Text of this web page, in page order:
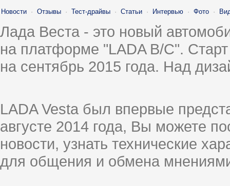
Новости · Отзывы · Тест-драйвы · Статьи · Интервью · Фото ·
Лада Веста - это новый
на платформе "LADA B/C".
на сентябрь 2015 года. Над
LADA Vesta был впервые
августе 2014 года, Вы можете
новости, узнать технические
для общения и обмена